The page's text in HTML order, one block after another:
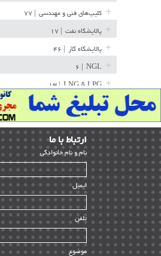
کلیپ‌های فنی و مهندسی
پالایشگاه نفت
پالایشگاه گاز
NGL
LNG & LPG | ۱۳
خط لوله | ۳۶
مخازن ذخیره | ۱۵
پتروشیمی | ۱۴
بازرسی و QC | ۱۵
HSE | ۳۹
ساخت و نصب | ۱۲
راه اندازی | ۹
سازندگان و تامین کنندگان | ۱۰
تامین مالی و سرمایه گذاری | ۳۲
ارﺗﺒﺎط ﺑﺎ ما
ﻧﺎم و ﻧﺎم ﺧﺎﻧﻮادﮔﻰ
ایمیل
تلفن
موضوع